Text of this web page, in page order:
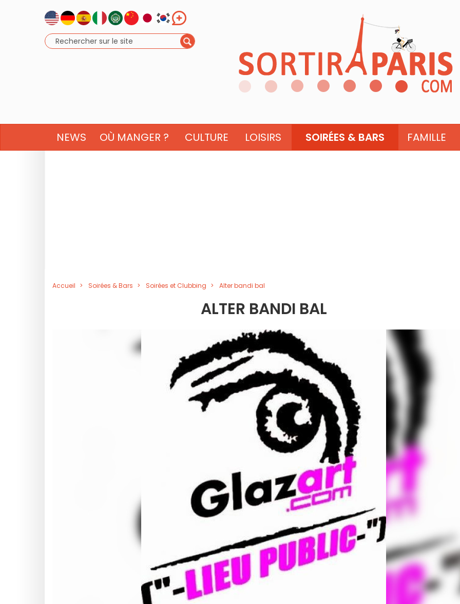
NEWS OÙ MANGER ? CULTURE LOISIRS SOIRÉES & BARS FAMILLE
Accueil Soirées & Bars Soirées et Clubbing Alter bandi bal
ALTER BANDI BAL